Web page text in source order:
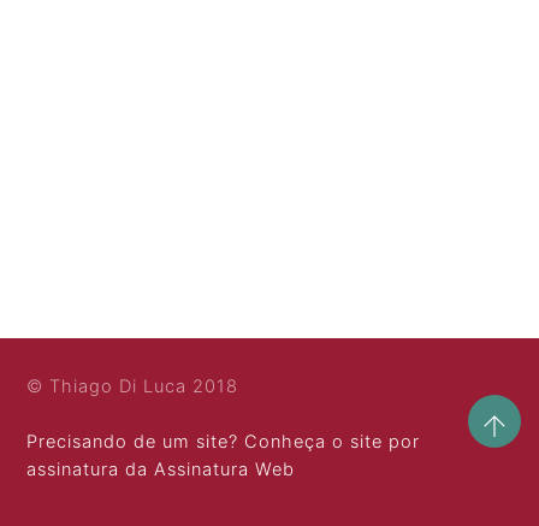
© Thiago Di Luca 2018
Precisando de um site? Conheça o site por
assinatura da Assinatura Web